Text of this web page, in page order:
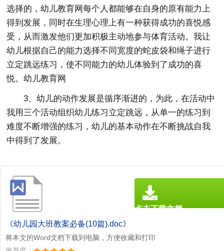
选择的，幼儿教育网每个人都能够在自身的原有能力上
得到发展，同时在生理心理上有一种获得成功的喜悦感
受，从而激发他们更加积极主动地参与体育活动。我让
幼儿根据自己的能力选择不同宽度的蛇皮袋和绳子进行
立定跳远练习，使不同能力的幼儿体验到了成功的喜
悦。幼儿教育网
3、幼儿的动作发展是循序渐进的，为此，在活动中
我用三个活动组织幼儿练习立定跳远，从单一的练习到
难度不断增强的练习，幼儿的基本动作在不断挑战自我
中得到了发展。
《幼儿园大班教案必备(10篇).doc》
将本文的Word文档下载到电脑，方便收藏和打印
点击下载文档